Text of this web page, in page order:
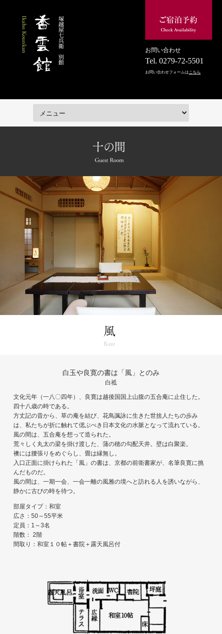
お問い合わせ
Tel. 0279-72-5501
お問い合わせフォームは こちら
白玉や良寛の書は「風」とのみ
白祗
文化元年（一八〇四年）、良寛は越後国国上山腹の五合庵に止住した。
四十八歳の時である。
方丈記の昔から、草の庵を結び、花鳥諷詠に生きた世捨人たちの歩み
は、私たちが折に触れて偲ぶべき日本文化の水脈となって流れている。
風の間は、五合庵を想って造られた。
荒々しく丸太の梁を掛け渡した、蒲の穂の勾配天井。壁は白聚楽。
襖には腰張りをめぐらし、畳は縁無し。
入口正面に掛けられた「風」の書は、京都の前衛書家が、名筆良寛に挑
んだものだ。
風の間は、一期一会、一会一離の風雅の境へと訪れる人を誘いながら、
静かに古びの時を待つ。
部屋タイプ：和室
広さ：50～55平米
定員：1～3名
階数： 2階
間取り：和室１０帖＋書院＋露天風呂付